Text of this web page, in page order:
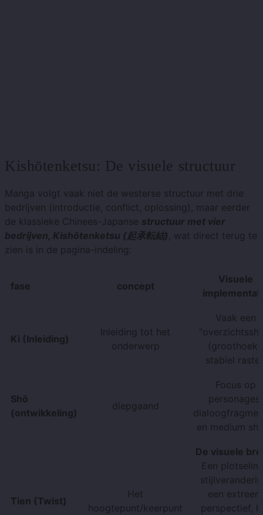
Kishōtenketsu: De visuele structuur
Manga volgt vaak niet de westerse structuur met drie
bedrijven (introductie, conflict, oplossing), maar eerder
de klassieke Chinees-Japanse structuur met vier
bedrijven, Kishōtenketsu (起承転結) , wat direct terug te
zien is in de pagina-indeling:
fase concept
Visuele
Ki (Inleiding)
Inleiding tot het
onderwerp
Vaak een
(groothoek),
stabiel
Shō
(ontwikkeling)
diepgaand
Focus op
personages,
en medium
Tien (Twist)
Het
hoogtepunt/keerpunt
De visuele
Een
een extreem
perspectief,